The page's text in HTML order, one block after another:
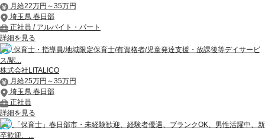
月給22万円～35万円
埼玉県 春日部
正社員 / アルバイト・パート
詳細を見る
保育士・指導員/地域限定保育士/有資格者/児童発達支援・放課後等デイサービ
ス/駅...
株式会社LITALICO
月給25万円～35万円
埼玉県 春日部
正社員
詳細を見る
「保育士」春日部市・未経験歓迎、経験者優遇、ブランクOK、男性活躍中、新
卒歓迎、...